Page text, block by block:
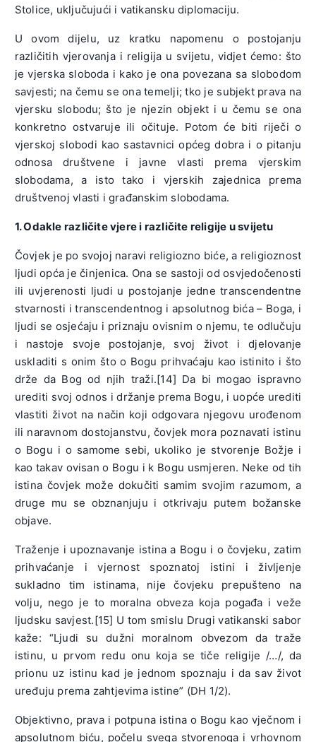
Stolice, uključujući i vatikansku diplomaciju.
U ovom dijelu, uz kratku napomenu o postojanju
različitih vjerovanja i religija u svijetu, vidjet ćemo: što
je vjerska sloboda i kako je ona povezana sa slobodom
savjesti; na čemu se ona temelji; tko je subjekt prava na
vjersku slobodu; što je njezin objekt i u čemu se ona
konkretno ostvaruje ili očituje. Potom će biti riječi o
vjerskoj slobodi kao sastavnici općeg dobra i o pitanju
odnosa društvene i javne vlasti prema vjerskim
slobodama, a isto tako i vjerskih zajednica prema
društvenoj vlasti i građanskim slobodama.
1. Odakle različite vjere i različite religije u svijetu
Čovjek je po svojoj naravi religiozno biće, a religioznost
ljudi opća je činjenica. Ona se sastoji od osvjedočenosti
ili uvjerenosti ljudi u postojanje jedne transcendentne
stvarnosti i transcendentnog i apsolutnog bića – Boga, i
ljudi se osjećaju i priznaju ovisnim o njemu, te odlučuju
i nastoje svoje postojanje, svoj život i djelovanje
uskladiti s onim što o Bogu prihvaćaju kao istinito i što
drže da Bog od njih traži.[14] Da bi mogao ispravno
urediti svoj odnos i držanje prema Bogu, i uopće urediti
vlastiti život na način koji odgovara njegovu urođenom
ili naravnom dostojanstvu, čovjek mora poznavati istinu
o Bogu i o samome sebi, ukoliko je stvorenje Božje i
kao takav ovisan o Bogu i k Bogu usmjeren. Neke od tih
istina čovjek može dokučiti samim svojim razumom, a
druge mu se obznanjuju i otkrivaju putem božanske
objave.
Traženje i upoznavanje istina a Bogu i o čovjeku, zatim
prihvaćanje i vjernost spoznatoj istini i življenje
sukladno tim istinama, nije čovjeku prepušteno na
volju, nego je to moralna obveza koja pogađa i veže
ljudsku savjest.[15] U tom smislu Drugi vatikanski sabor
kaže: “Ljudi su dužni moralnom obvezom da traže
istinu, u prvom redu onu koja se tiče religije /…/, da
prionu uz istinu kad je jednom spoznaju i da sav život
uređuju prema zahtjevima istine” (DH 1/2).
Objektivno, prava i potpuna istina o Bogu kao vječnom i
apsolutnom biću, počelu svega stvorenoga i vrhovnom